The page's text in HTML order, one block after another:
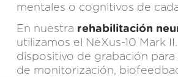
mentales o cognitivos de
En nuestra rehabilitación
utilizamos el NeXus-10 Mark
dispositivo de grabación para
de monitorización,